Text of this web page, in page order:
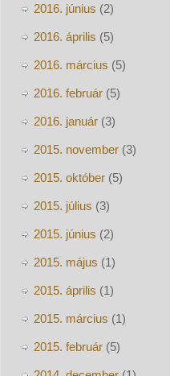
2016. június (2)
2016. április (5)
2016. március (5)
2016. február(5)
2016. január(3)
2015. november(3)
2015. október(5)
2015. július (3)
2015. június (2)
2015. május (1)
2015. április (1)
2015. március (1)
2015. február(5)